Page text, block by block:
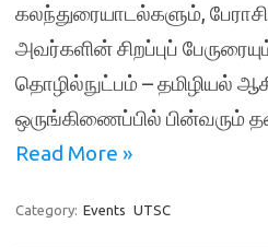
கலந்துரையாடல்களும்,
அவர்களின் சிறப்புப்
தொழில்நுட்பம் – தமிழியல்
ஒருங்கிணைப்பில் பின்வரும்
Read More »
Category: Events UTSC